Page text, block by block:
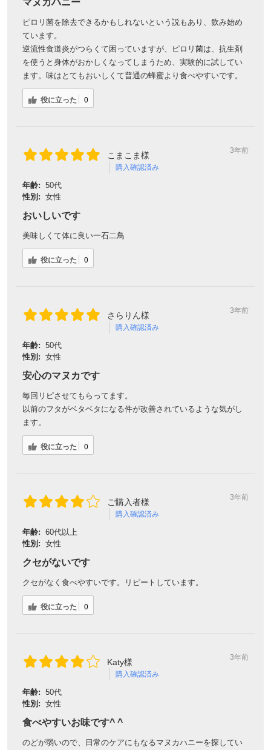
マヌカハニー
ピロリ菌を除去できるかもしれないという説もあり、飲み始め
ています。
逆流性食道炎がつらくて困っていますが、ピロリ菌は、抗生剤
を使うと身体がおかしくなってしまうため、実験的に試してい
ます。味はとてもおいしくて普通の蜂蜜より食べやすいです。
役に立った 0
こまこま様
購入確認済み
3年前
年齢: 50代
性別: 女性
おいしいです
美味しくて体に良い一石二鳥
役に立った 0
さらりん様
購入確認済み
3年前
年齢: 50代
性別: 女性
安心のマヌカです
毎回リピさせてもらってます。
以前のフタがベタベタになる件が改善されているような気がし
ます。
役に立った 0
ご購入者様
購入確認済み
3年前
年齢: 60代以上
性別: 女性
クセがないです
クセがなく食べやすいです。リピートしています。
役に立った 0
Katy様
購入確認済み
3年前
年齢: 50代
性別: 女性
食べやすいお味です^ ^
のどが弱いので、日常のケアにもなるマヌカハニーを探してい